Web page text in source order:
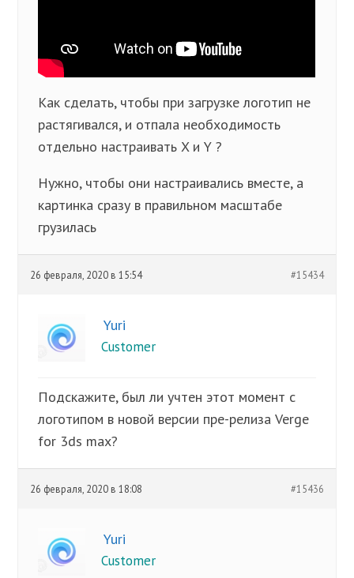
Как сделать, чтобы при загрузке логотип не
растягивался, и отпала необходимость
отдельно настраивать X и Y ?
Нужно, чтобы они настраивались вместе, а
картинка сразу в правильном масштабе
грузилась
26 февраля, 2020 в 15:54 #15434
Yuri
Customer
Подскажите, был ли учтен этот момент с
логотипом в новой версии пре-релиза Verge
for 3ds max?
26 февраля, 2020 в 18:08 #15436
Yuri
Customer